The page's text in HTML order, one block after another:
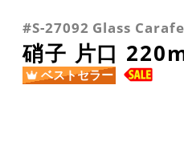
#S-27092 Glass
硝子 片口
ベストセラー